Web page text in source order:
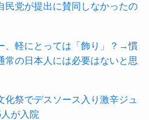
党が提出に賛同しなかったの
、軽にとっては「飾り」？→慣
常の日本人には必要はないと思
化祭でデスソース入り激辛ジュ
が入院